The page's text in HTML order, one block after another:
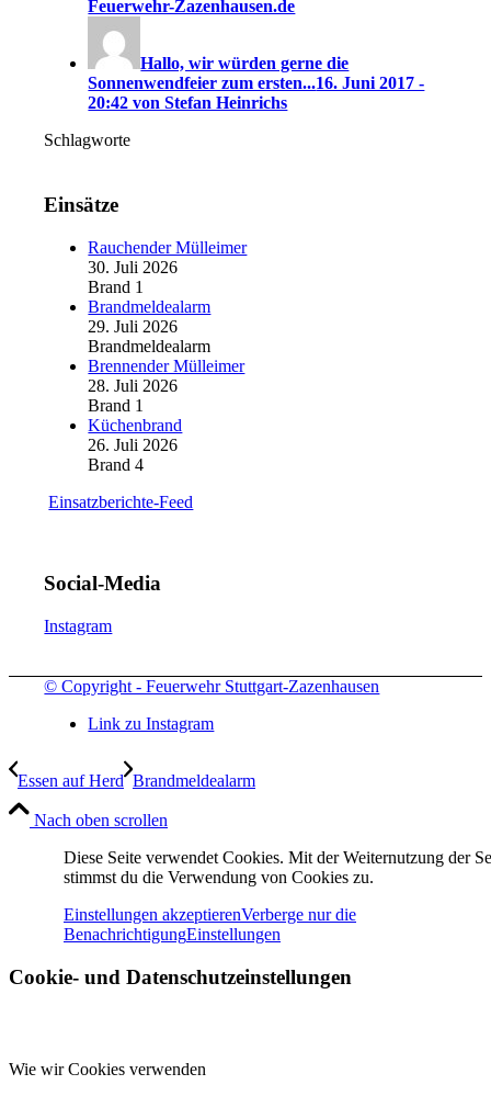
Feuerwehr-Zazenhausen.de
Hallo, wir würden gerne die
Sonnenwendfeier zum ersten...16. Juni 2017 -
20:42 von Stefan Heinrichs
Schlagworte
Einsätze
Rauchender Mülleimer
30. Juli 2026
Brand 1
Brandmeldealarm
29. Juli 2026
Brandmeldealarm
Brennender Mülleimer
28. Juli 2026
Brand 1
Küchenbrand
26. Juli 2026
Brand 4
Einsatzberichte-Feed
Social-Media
Instagram
© Copyright - Feuerwehr Stuttgart-Zazenhausen
Link zu Instagram
Essen auf Herd Brandmeldealarm
Nach oben scrollen
Diese Seite verwendet Cookies. Mit der Weiternutzung der
stimmst du die Verwendung von Cookies zu.
Einstellungen akzeptierenVerberge nur die
BenachrichtigungEinstellungen
Cookie- und Datenschutzeinstellungen
Wie wir Cookies verwenden